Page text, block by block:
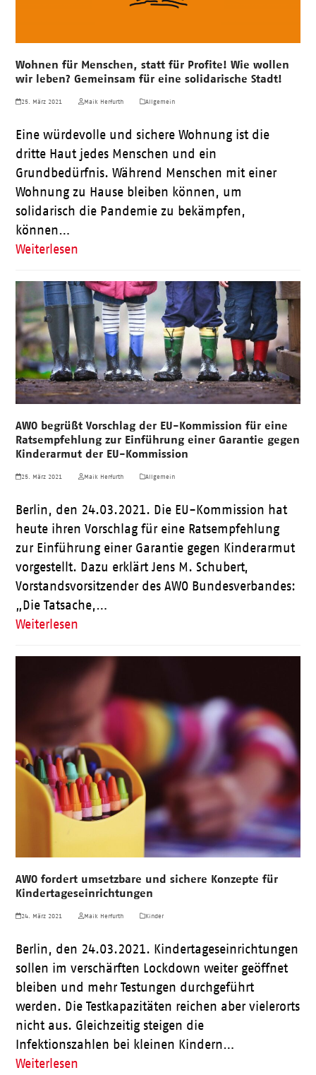
Wohnen für Menschen, statt für Profite! Wie wollen
wir leben? Gemeinsam für eine solidarische Stadt!
25. März 2021 Maik Herfurth Allgemein
Eine würdevolle und sichere Wohnung ist die
dritte Haut jedes Menschen und ein
Grundbedürfnis. Während Menschen mit einer
Wohnung zu Hause bleiben können, um
solidarisch die Pandemie zu bekämpfen,
können…
Weiterlesen
AWO begrüßt Vorschlag der EU-Kommission für eine
Ratsempfehlung zur Einführung einer Garantie gegen
Kinderarmut der EU-Kommission
25. März 2021 Maik Herfurth Allgemein
Berlin, den 24.03.2021. Die EU-Kommission hat
heute ihren Vorschlag für eine Ratsempfehlung
zur Einführung einer Garantie gegen Kinderarmut
vorgestellt. Dazu erklärt Jens M. Schubert,
Vorstandsvorsitzender des AWO Bundesverbandes:
„Die Tatsache,…
Weiterlesen
AWO fordert umsetzbare und sichere Konzepte für
Kindertageseinrichtungen
24. März 2021 Maik Herfurth Kinder
Berlin, den 24.03.2021. Kindertageseinrichtungen
sollen im verschärften Lockdown weiter geöffnet
bleiben und mehr Testungen durchgeführt
werden. Die Testkapazitäten reichen aber vielerorts
nicht aus. Gleichzeitig steigen die
Infektionszahlen bei kleinen Kindern…
Weiterlesen